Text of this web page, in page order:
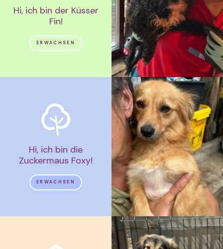
Hi, ich bin der Küsser
Fin!
ERWACHSEN
Hi, ich bin die
Zuckermaus Foxy!
ERWACHSEN